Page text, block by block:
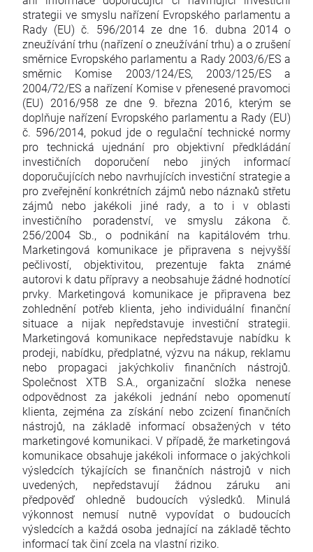
strategii ve smyslu nařízení Evropského parlamentu a
Rady (EU) č. 596/2014 ze dne 16. dubna 2014 o
zneužívání trhu (nařízení o zneužívání trhu) a o zrušení
směrnice Evropského parlamentu a Rady 2003/6/ES a
směrnic Komise 2003/124/ES, 2003/125/ES a
2004/72/ES a nařízení Komise v přenesené pravomoci
(EU) 2016/958 ze dne 9. března 2016, kterým se
doplňuje nařízení Evropského parlamentu a Rady (EU)
č. 596/2014, pokud jde o regulační technické normy
pro technická ujednání pro objektivní předkládání
investičních doporučení nebo jiných informací
doporučujících nebo navrhujících investiční strategie a
pro zveřejnění konkrétních zájmů nebo náznaků střetu
zájmů nebo jakékoli jiné rady, a to i v oblasti
investičního poradenství, ve smyslu zákona č.
256/2004 Sb., o podnikání na kapitálovém trhu.
Marketingová komunikace je připravena s nejvyšší
pečlivostí, objektivitou, prezentuje fakta známé
autorovi k datu přípravy a neobsahuje žádné hodnotící
prvky. Marketingová komunikace je připravena bez
zohlednění potřeb klienta, jeho individuální finanční
situace a nijak nepředstavuje investiční strategii.
Marketingová komunikace nepředstavuje nabídku k
prodeji, nabídku, předplatné, výzvu na nákup, reklamu
nebo propagaci jakýchkoliv finančních nástrojů.
Společnost XTB S.A., organizační složka nenese
odpovědnost za jakékoli jednání nebo opomenutí
klienta, zejména za získání nebo zcizení finančních
nástrojů, na základě informací obsažených v této
marketingové komunikaci. V případě, že marketingová
komunikace obsahuje jakékoli informace o jakýchkoli
výsledcích týkajících se finančních nástrojů v nich
uvedených, nepředstavují žádnou záruku ani
předpověď ohledně budoucích výsledků. Minulá
výkonnost nemusí nutně vypovídat o budoucích
výsledcích a každá osoba jednající na základě těchto
informací tak činí zcela na vlastní riziko.